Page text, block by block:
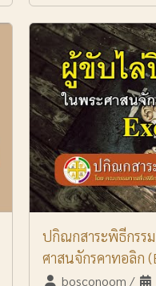
ปกิณกสาระพิธีกรร
ศาสนจักรคาทอลิก
bosconoom /